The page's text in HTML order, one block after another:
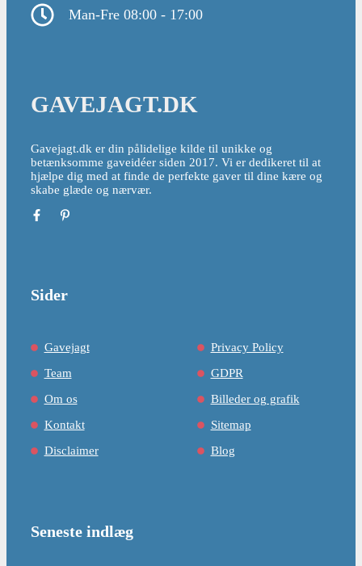
Man-Fre 08:00 - 17:00
GAVEJAGT.DK
Gavejagt.dk er din pålidelige kilde til unikke og
betænksomme gaveidéer siden 2017. Vi er dedikeret til at
hjælpe dig med at finde de perfekte gaver til dine kære og
skabe glæde og nærvær.
Sider
Gavejagt
Team
Om os
Kontakt
Disclaimer
Privacy Policy
GDPR
Billeder og grafik
Sitemap
Blog
Seneste indlæg